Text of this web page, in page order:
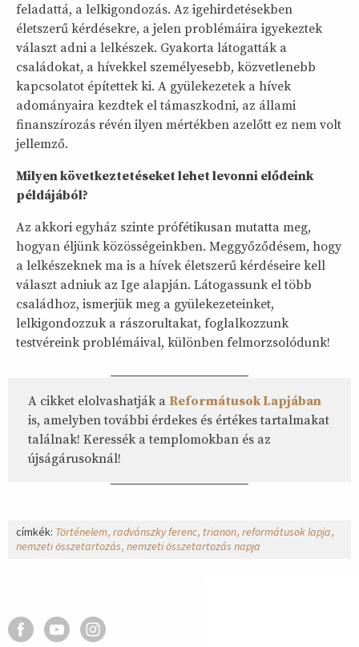
feladattá, a lelkigondozás. Az igehirdetésekben
életszerű kérdésekre, a jelen problémáira igyekeztek
választ adni a lelkészek. Gyakorta látogatták a
családokat, a hívekkel személyesebb, közvetlenebb
kapcsolatot építettek ki. A gyülekezetek a hívek
adományaira kezdtek el támaszkodni, az állami
finanszírozás révén ilyen mértékben azelőtt ez nem volt
jellemző.
Milyen következtetéseket lehet levonni elődeink
példájából?
Az akkori egyház szinte prófétikusan mutatta meg,
hogyan éljünk közösségeinkben. Meggyőződésem, hogy
a lelkészeknek ma is a hívek életszerű kérdéseire kell
választ adniuk az Ige alapján. Látogassunk el több
családhoz, ismerjük meg a gyülekezeteinket,
lelkigondozzuk a rászorultakat, foglalkozzunk
testvéreink problémáival, különben felmorzsolódunk!
A cikket elolvashatják a Reformátusok Lapjában
is, amelyben további érdekes és értékes tartalmakat
találnak! Keressék a templomokban és az
újságárusoknál!
címkék: Történelem radvánszky ferenc trianon reformátusok lapja
nemzeti összetartozás nemzeti összetartozás napja